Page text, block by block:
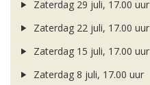
Zaterdag 29 juli, 17.00 uur
Zaterdag 22 juli, 17.00 uur
Zaterdag 15 juli, 17.00 uur
Zaterdag 8 juli, 17.00 uur